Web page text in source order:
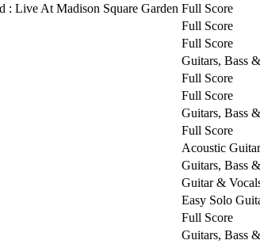
: Live At Madison Square Garden Full Score
Full Score
Full Score
Guitars, Bass
Full Score
Full Score
Guitars, Bass
Full Score
Acoustic Guitar
Guitars, Bass
Guitar &
Easy Solo
Full Score
Guitars, Bass